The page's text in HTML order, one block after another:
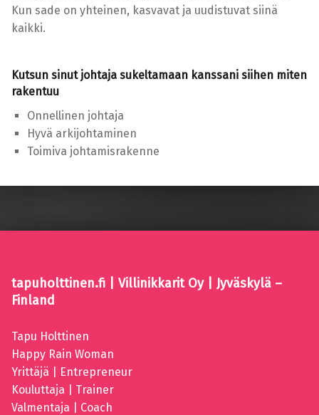
Kun sade on yhteinen, kasvavat ja uudistuvat siinä
kaikki.
Kutsun sinut johtaja sukeltamaan kanssani siihen miten
rakentuu
Onnellinen johtaja
Hyvä arkijohtaminen
Toimiva johtamisrakenne
tapuholttinen.fi | Villinikkarit Oy | Jyväskylä –
Finland
Tapu Holttinen
Happy Rain Woman
Yrittäjä | Entrepreneur
Kouluttaja | Trainer
Valmentaja | Coach